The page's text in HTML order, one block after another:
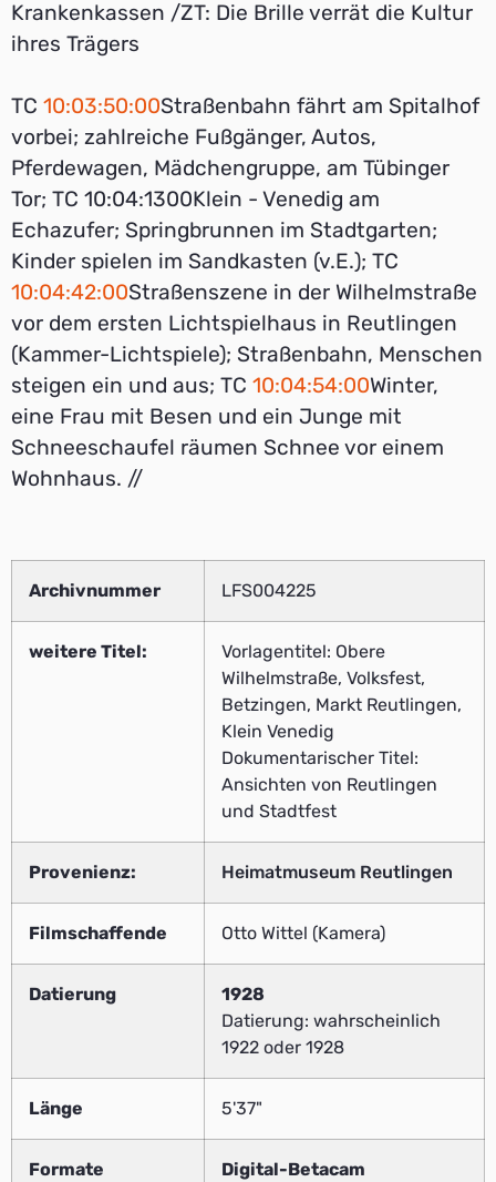
Krankenkassen /ZT: Die Brille verrät die Kultur
ihres Trägers
TC 10:03:50:00Straßenbahn fährt am Spitalhof
vorbei; zahlreiche Fußgänger, Autos,
Pferdewagen, Mädchengruppe, am Tübinger
Tor; TC 10:04:1300Klein - Venedig am
Echazufer; Springbrunnen im Stadtgarten;
Kinder spielen im Sandkasten (v.E.); TC
10:04:42:00Straßenszene in der Wilhelmstraße
vor dem ersten Lichtspielhaus in Reutlingen
(Kammer-Lichtspiele); Straßenbahn, Menschen
steigen ein und aus; TC 10:04:54:00Winter,
eine Frau mit Besen und ein Junge mit
Schneeschaufel räumen Schnee vor einem
Wohnhaus. //
Archivnummer LFS004225
weitere Titel:
Vorlagentitel: Obere
Wilhelmstraße, Volksfest,
Betzingen, Markt Reutlingen,
Klein Venedig
Dokumentarischer Titel:
Ansichten von Reutlingen
und Stadtfest
Provenienz: Heimatmuseum Reutlingen
Filmschaffende Otto Wittel (Kamera)
Datierung
1928
Datierung: wahrscheinlich
1922 oder 1928
Länge 5'37"
Formate
Digital-Betacam